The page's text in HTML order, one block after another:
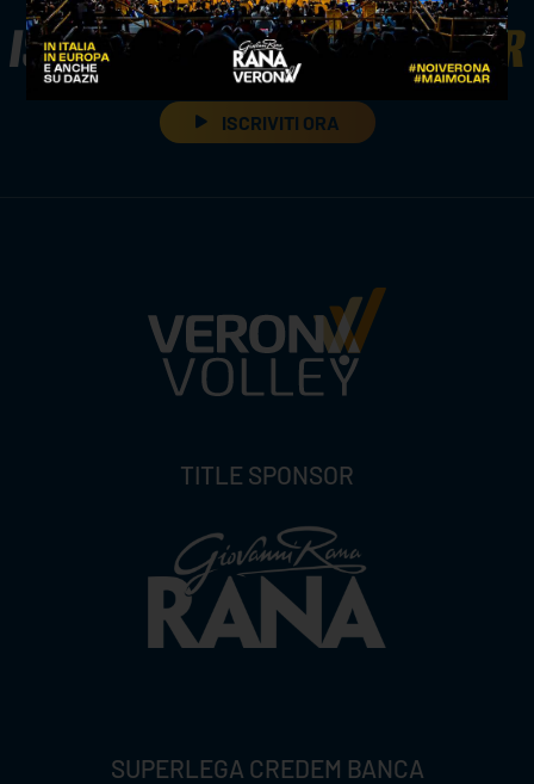
ISCRIVITI ALLANEWSLETTER
ISCRIVITI ORA
TITLE SPONSOR
SUPERLEGA CREDEM BANCA